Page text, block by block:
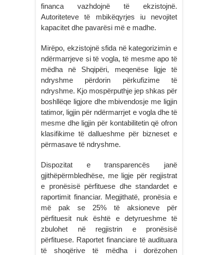
financa vazhdojnë të ekzistojnë.
Autoriteteve të mbikëqyrjes iu nevojitet
kapacitet dhe pavarësi më e madhe.
Mirëpo, ekzistojnë sfida në kategorizimin e
ndërmarrjeve si të vogla, të mesme apo të
mëdha në Shqipëri, meqenëse ligje të
ndryshme përdorin përkufizime të
ndryshme. Kjo mospërputhje jep shkas për
boshllëqe ligjore dhe mbivendosje me ligjin
tatimor, ligjin për ndërmarrjet e vogla dhe të
mesme dhe ligjin për kontabilitetin që ofron
klasifikime të dallueshme për bizneset e
përmasave të ndryshme.
Dispozitat e transparencës janë
gjithëpërmbledhëse, me ligje për regjistrat
e pronësisë përfituese dhe standardet e
raportimit financiar. Megjithatë, pronësia e
më pak se 25% të aksioneve për
përfituesit nuk është e detyrueshme të
zbulohet në regjistrin e pronësisë
përfituese. Raportet financiare të audituara
të shoqërive të mëdha i dorëzohen